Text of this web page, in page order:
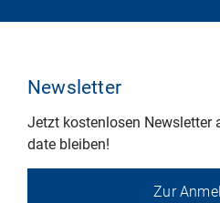
Newsletter
Jetzt kostenlosen Newsletter
date bleiben!
Zur